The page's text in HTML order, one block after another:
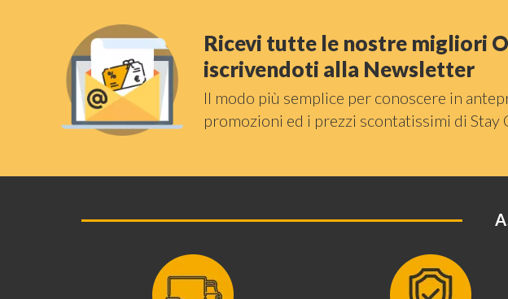
Ricevi tutte le nostre migliori
iscrivendoti alla Newsletter
Il modo più semplice per conoscere in
promozioni ed i prezzi scontatissimi di Stay